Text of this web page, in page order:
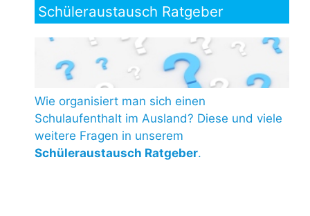
Schüleraustausch Ratgeber
Wie organisiert man sich einen
Schulaufenthalt im Ausland? Diese und viele
weitere Fragen in unserem
Schüleraustausch Ratgeber.